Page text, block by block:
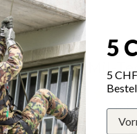
für Mil-
5
5